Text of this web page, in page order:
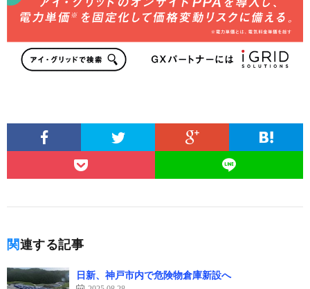
関連する記事
日新、神戸市内で危険物倉庫新設へ